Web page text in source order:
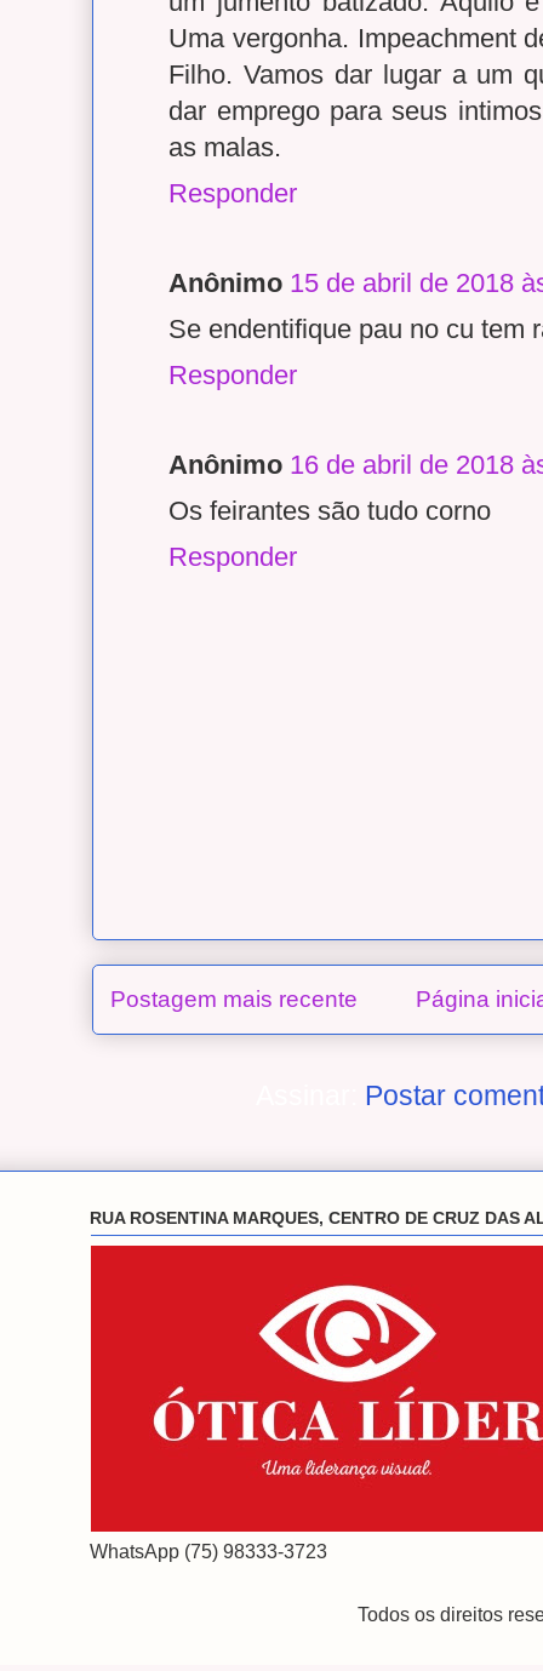
Uma vergonha. Impeachment
Filho. Vamos dar lugar a um
dar emprego para seus
as malas.
Responder
Anônimo 15 de abril de 2018
Se endentifique pau no cu tem
Responder
Anônimo 16 de abril de 2018
Os feirantes são tudo corno
Responder
Postagem mais recente Página
Postar
RUA ROSENTINA MARQUES, CENTRO DE CRUZ DAS
WhatsApp (75) 98333-3723
Todos os direitos